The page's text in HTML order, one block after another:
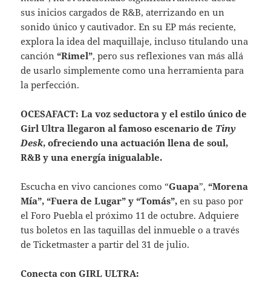
sus inicios cargados de R&B, aterrizando en un
sonido único y cautivador. En su EP más reciente,
explora la idea del maquillaje, incluso titulando una
canción“Rimel”, pero sus reflexiones van más allá
de usarlo simplemente como una herramienta para
la perfección.
OCESAFACT: La voz seductora y el estilo único de
Girl Ultra llegaron al famoso escenario de Tiny
Desk, ofreciendo una actuación llena de soul,
R&B y una energía inigualable.
Escucha en vivo canciones como “Guapa”,“Morena
Mía”, “Fuera de Lugar” y “Tomás”, en su paso por
el Foro Puebla el próximo 11 de octubre. Adquiere
tus boletos en las taquillas del inmueble o a través
de Ticketmaster a partir del 31 de julio.
Conecta con GIRL ULTRA: